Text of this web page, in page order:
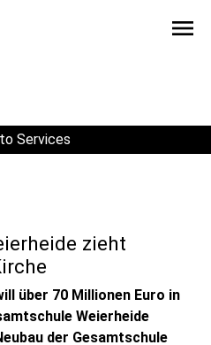
menu
Services
zieht
über 70 Millionen Euro in
Weierheide
der Gesamtschule